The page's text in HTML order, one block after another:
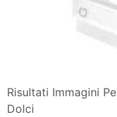
Risultati Immagini
Dolci